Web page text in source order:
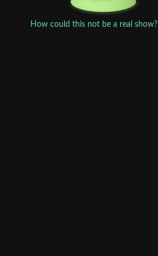
How could this not be a real show?